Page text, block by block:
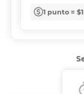
1 punto =